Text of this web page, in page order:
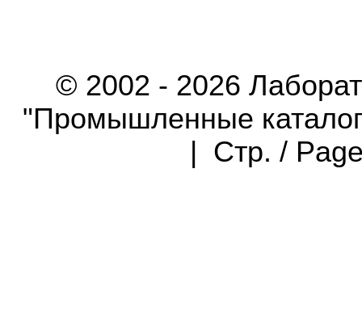
© 2002 - 2026
"Промышленные
| Стр. /